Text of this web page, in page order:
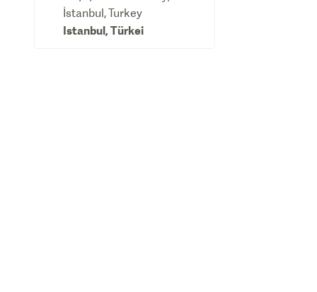
İstanbul, Turkey
Istanbul,Türkei